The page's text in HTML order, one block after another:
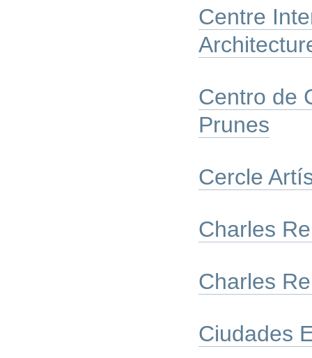
Centre
Centro de
Prunes
Cercle
Charles
Charles
Ciudades